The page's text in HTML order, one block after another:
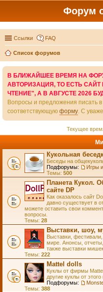
Форум
Ссылки FAQ
Список форумов
В БЛИЖАЙШЕЕ ВРЕМЯ НА
АВТОРИЗАЦИЯ, ТО ЕСТЬ
ЧТЕНИЕ", А В АВГУСТЕ 2026
Вопросы и предложения писать
соответствующую форму. С
Текущее
Кукольная
Беседы на
Подфорумы:
Игры
Темы: 500
Планета Кукол.
сайте DP
Как оказалось сайт
давно существует в
можете оставить свои
вопросы.
Темы: 28
Выставки, шоу,
Выставки,
мире. Анонсы,
также выставки
Темы: 222
Mattel dolls
Куклы от фирмы
другие куклы от этого
Подфорумы:
Темы: 388